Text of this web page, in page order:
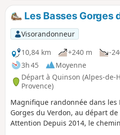
Les Basses Gorges
Visorandonneur
10,84 km
+240 m
-
3h 45
Moyenne
Départ à Quinson (Alpes-de-
Provence)
Magnifique randonnée dans les
Gorges du Verdon, au départ
Attention Depuis 2014, le